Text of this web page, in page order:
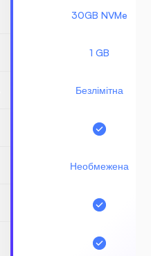
30GB NVMe
1 GB
Безлімітна
Необмежена